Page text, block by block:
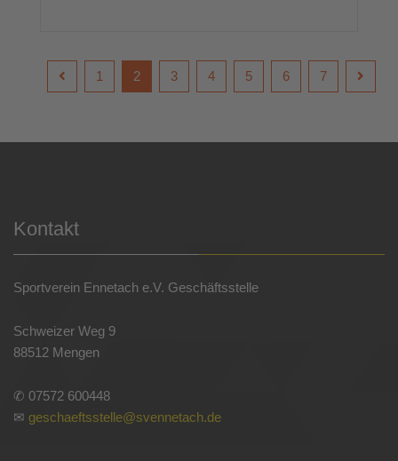
1 2 3 4 5 6 7
Kontakt
Sportverein Ennetach e.V. Geschäftsstelle
Schweizer Weg 9
88512 Mengen
✆ 07572 600448
✉ geschaeftsstelle@svennetach.de